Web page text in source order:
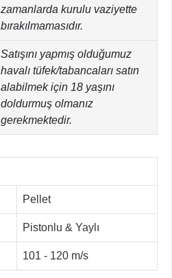
zamanlarda kurulu vaziyette
bırakılmamasıdır.
Satışını yapmış olduğumuz
havalı tüfek/tabancaları satın
alabilmek için 18 yaşını
doldurmuş olmanız
gerekmektedir.
Pellet
Pistonlu & Yaylı
101 - 120 m/s